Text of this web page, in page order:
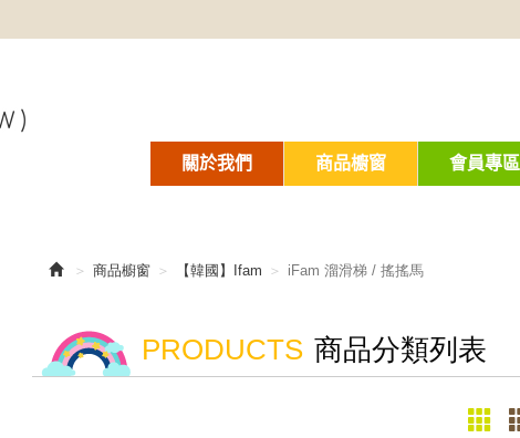
關於我們 商品櫥窗 會員專區
商品櫥窗 【韓國】Ifam iFam 溜滑梯 / 搖搖馬
PRODUCTS 商品分類列表